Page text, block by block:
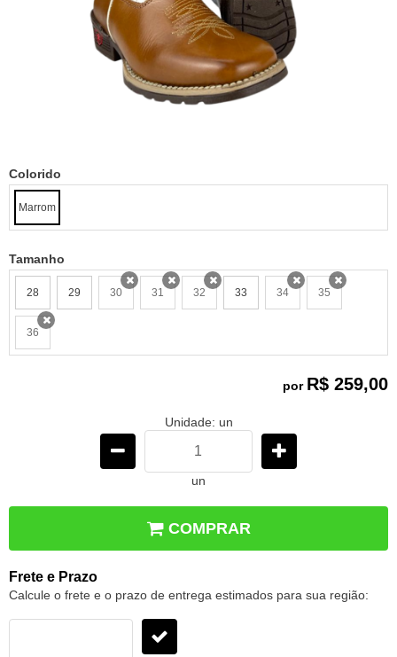
Colorido
Marrom
Tamanho
28 29 30x 31x 32x 33 34x 35x
36x
por R$ 259,00
Unidade: un
un
COMPRAR
Frete e Prazo
Calcule o frete e o prazo de entrega estimados para sua região: